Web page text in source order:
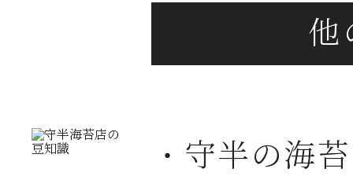
・守半の海